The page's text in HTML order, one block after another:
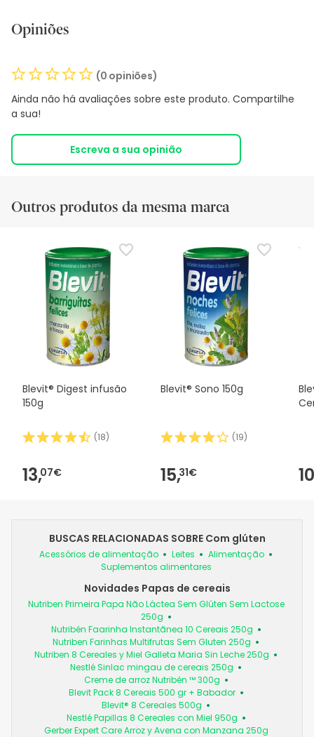
Opiniões
(0 opiniões)
Ainda não há avaliações sobre este produto. Compartilhe
a sua!
Escreva a sua opinião
Outros produtos da mesma marca
Blevit® Digest infusão
150g
(18)
13,07€
Blevit® Sono 150g
(19)
15,31€
BUSCAS RELACIONADAS SOBRE Com glúten
Acessórios de alimentação Leites
Alimentação
Suplementos alimentares
Novidades Papas de cereais
Nutriben Primeira Papa Não Láctea Sem Glúten Sem Lactose
250g
Nutribén Faarinha Instantãnea 10 Cereais 250g
Nutriben Farinhas Multifrutas Sem Gluten 250g
Nutriben 8 Cereales y Miel Galleta Maria Sin Leche 250g
Nestlé Sinlac mingau de cereais 250g
Creme de arroz Nutribén ™ 300g
Blevit Pack 8 Cereais 500 gr + Babador
Blevit® 8 Cereales 500g
Nestlé Papillas 8 Cereales con Miel 950g
Gerber Expert Care Arroz y Avena con Manzana 250g